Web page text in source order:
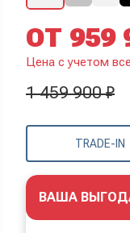
TRADE-IN
ОТ 959
Цена с учетом
1 459 900 ₽
ВАША